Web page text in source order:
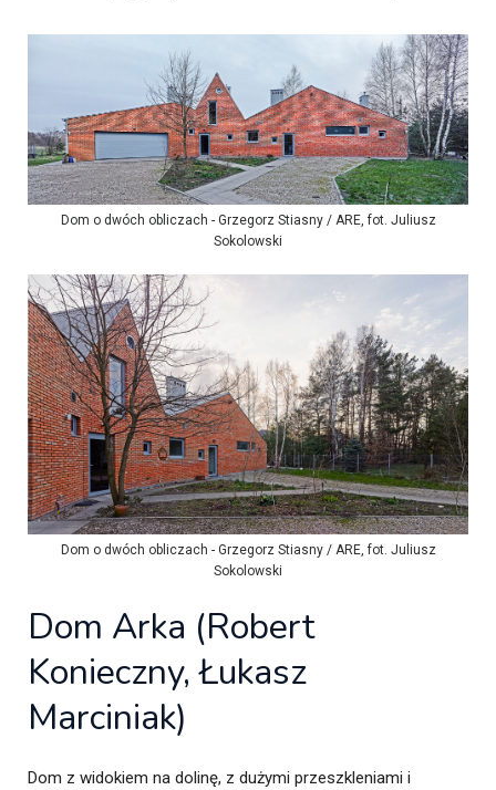
Dom o dwóch obliczach - Grzegorz Stiasny / ARE, fot. Juliusz
Sokolowski
Dom o dwóch obliczach - Grzegorz Stiasny / ARE, fot. Juliusz
Sokolowski
Dom Arka (Robert
Konieczny, Łukasz
Marciniak)
Dom z widokiem na dolinę, z dużymi przeszkleniami i